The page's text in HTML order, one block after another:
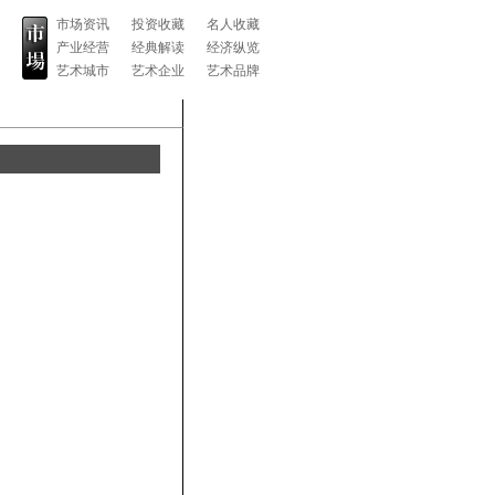
市场资讯
产业经营
艺术城市
投资收藏
经典解读
艺术企业
名人收藏
经济纵览
艺术品牌